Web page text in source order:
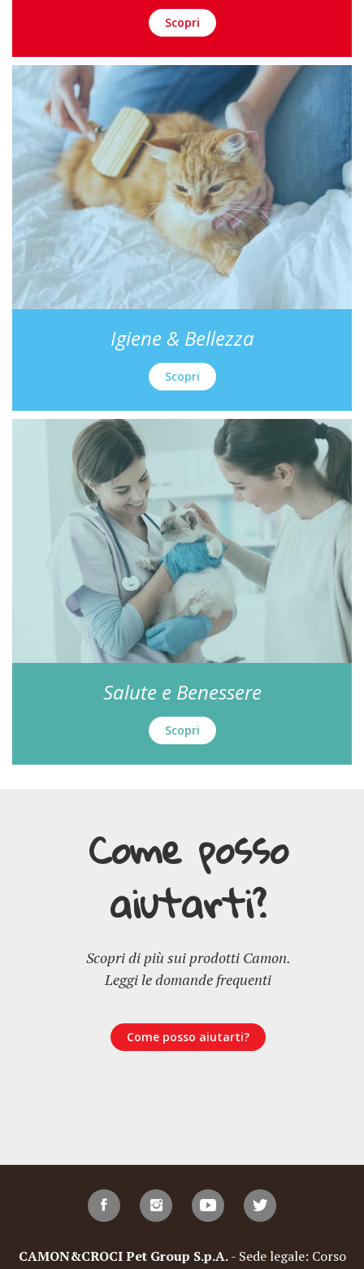
Scopri
Igiene & Bellezza
Scopri
Salute e Benessere
Scopri
Come posso
aiutarti?
Scopri di più sui prodotti Camon.
Leggi le domande frequenti
Come posso aiutarti?
CAMON&CROCI Pet Group S.p.A.- Sede legale: Corso